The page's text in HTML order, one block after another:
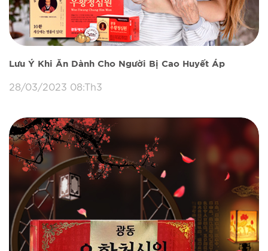
Lưu Ý Khi Ăn Dành Cho Người Bị Cao Huyết Áp
28/03/2023 08:Th3